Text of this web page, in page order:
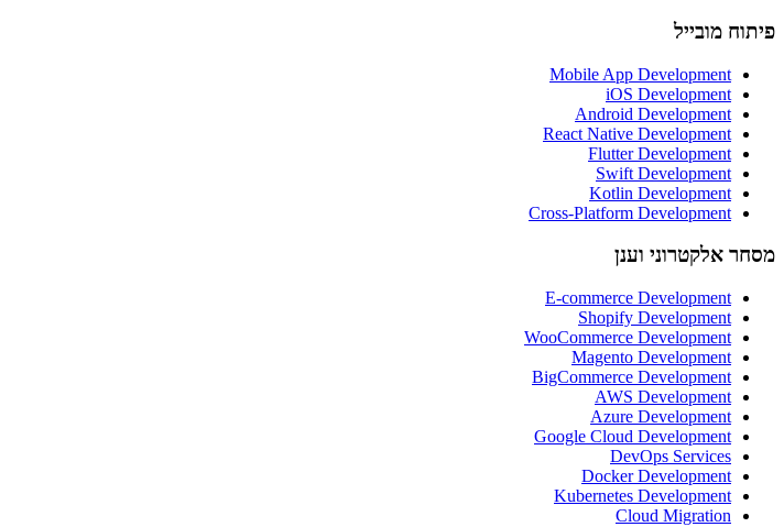
פיתוח מובייל
Mobile App Development
iOS Development
Android Development
React Native Development
Flutter Development
Swift Development
Kotlin Development
Cross-Platform Development
מסחר אלקטרוני וענן
E-commerce Development
Shopify Development
WooCommerce Development
Magento Development
BigCommerce Development
AWS Development
Azure Development
Google Cloud Development
DevOps Services
Docker Development
Kubernetes Development
Cloud Migration